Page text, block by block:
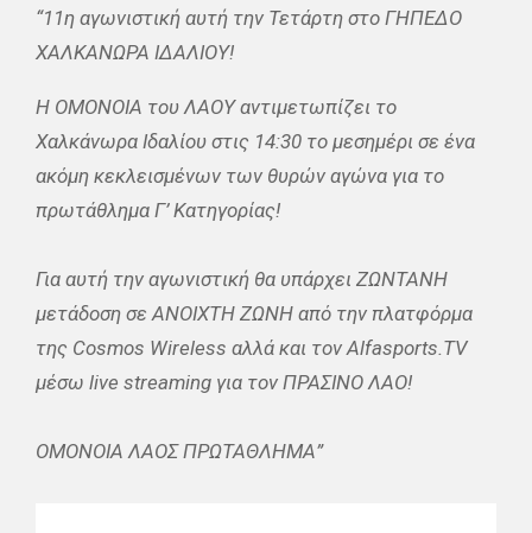
“11η αγωνιστική αυτή την Τετάρτη στο ΓΗΠΕΔΟ
ΧΑΛΚΑΝΩΡΑ ΙΔΑΛΙΟΥ!
Η ΟΜΟΝΟΙΑ του ΛΑΟΥ αντιμετωπίζει το
Χαλκάνωρα Ιδαλίου στις 14:30 το μεσημέρι σε ένα
ακόμη κεκλεισμένων των θυρών αγώνα για το
πρωτάθλημα Γ’ Κατηγορίας!
Για αυτή την αγωνιστική θα υπάρχει ΖΩΝΤΑΝΗ
μετάδοση σε ΑΝΟΙΧΤΗ ΖΩΝΗ από την πλατφόρμα
της Cosmos Wireless αλλά και τον Alfasports.TV
μέσω live streaming για τον ΠΡΑΣΙΝΟ ΛΑΟ!
ΟΜΟΝΟΙΑ ΛΑΟΣ ΠΡΩΤΑΘΛΗΜΑ”